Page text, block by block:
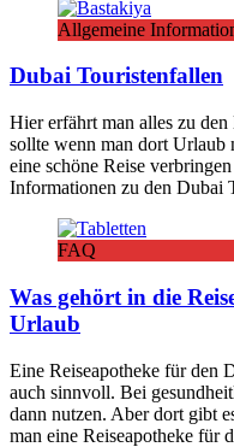
Allgemeine
Dubai Touristenfallen
Hier erfährt man alles zu
sollte wenn man dort Urlaub
eine schöne Reise
Informationen zu den Dubai
FAQ
Was gehört in die
Urlaub
Eine Reiseapotheke für den
auch sinnvoll. Bei
dann nutzen. Aber dort gibt
man eine Reiseapotheke für